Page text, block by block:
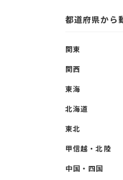
都道府県から
関東
関西
東海
北海道
東北
甲信越・北陸
中国・四国